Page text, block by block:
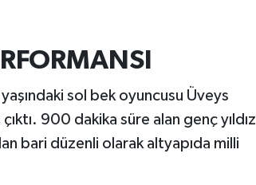
sol bek oyuncusu Üveys
900 dakika süre alan genç yıldız
bari düzenli olarak altyapıda milli